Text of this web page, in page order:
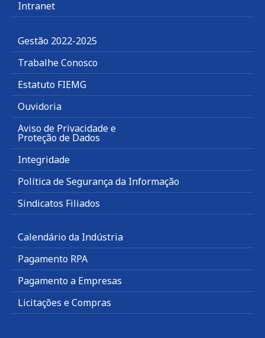
Intranet
Gestão 2022-2025
Trabalhe Conosco
Estatuto FIEMG
Ouvidoria
Aviso de Privacidade e
Proteção de Dados
Integridade
Política de Segurança da Informação
Sindicatos Filiados
Calendário da Indústria
Pagamento RPA
Pagamento a Empresas
Licitações e Compras